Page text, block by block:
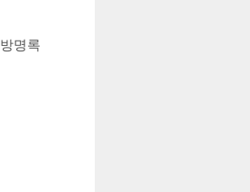
방명록